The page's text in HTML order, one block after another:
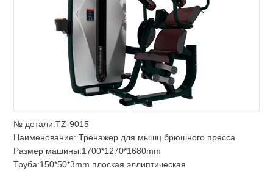
№ детали:TZ-9015
Наименование: Тренажер для мышц брюшного пресса
Размер машины:1700*1270*1680mm
Труба:150*50*3mm плоская эллиптическая